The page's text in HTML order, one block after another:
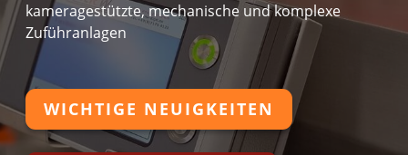
kameragestützte, mechanische und komplexe
Zuführanlagen
WICHTIGE NEUIGKEITEN